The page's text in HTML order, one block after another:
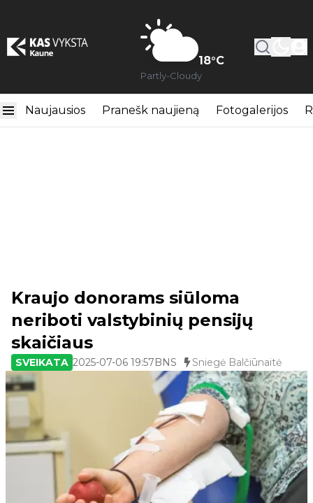
18°C
Partly-Cloudy
Naujausios Pranešk naujieną Fotogalerijos
Kraujo donorams siūloma
neriboti valstybinių pensijų
skaičiaus
SVEIKATA 2025-07-06 19:57BNS Sniegė Balčiūnaitė